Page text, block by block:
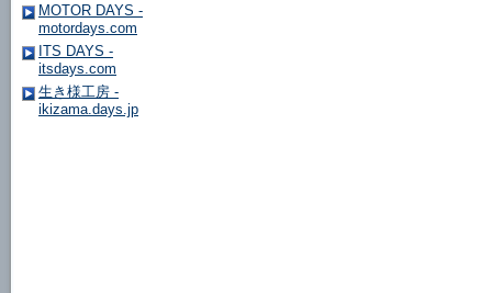
MOTOR DAYS -
motordays.com
ITS DAYS -
itsdays.com
生き様工房 -
ikizama.days.jp